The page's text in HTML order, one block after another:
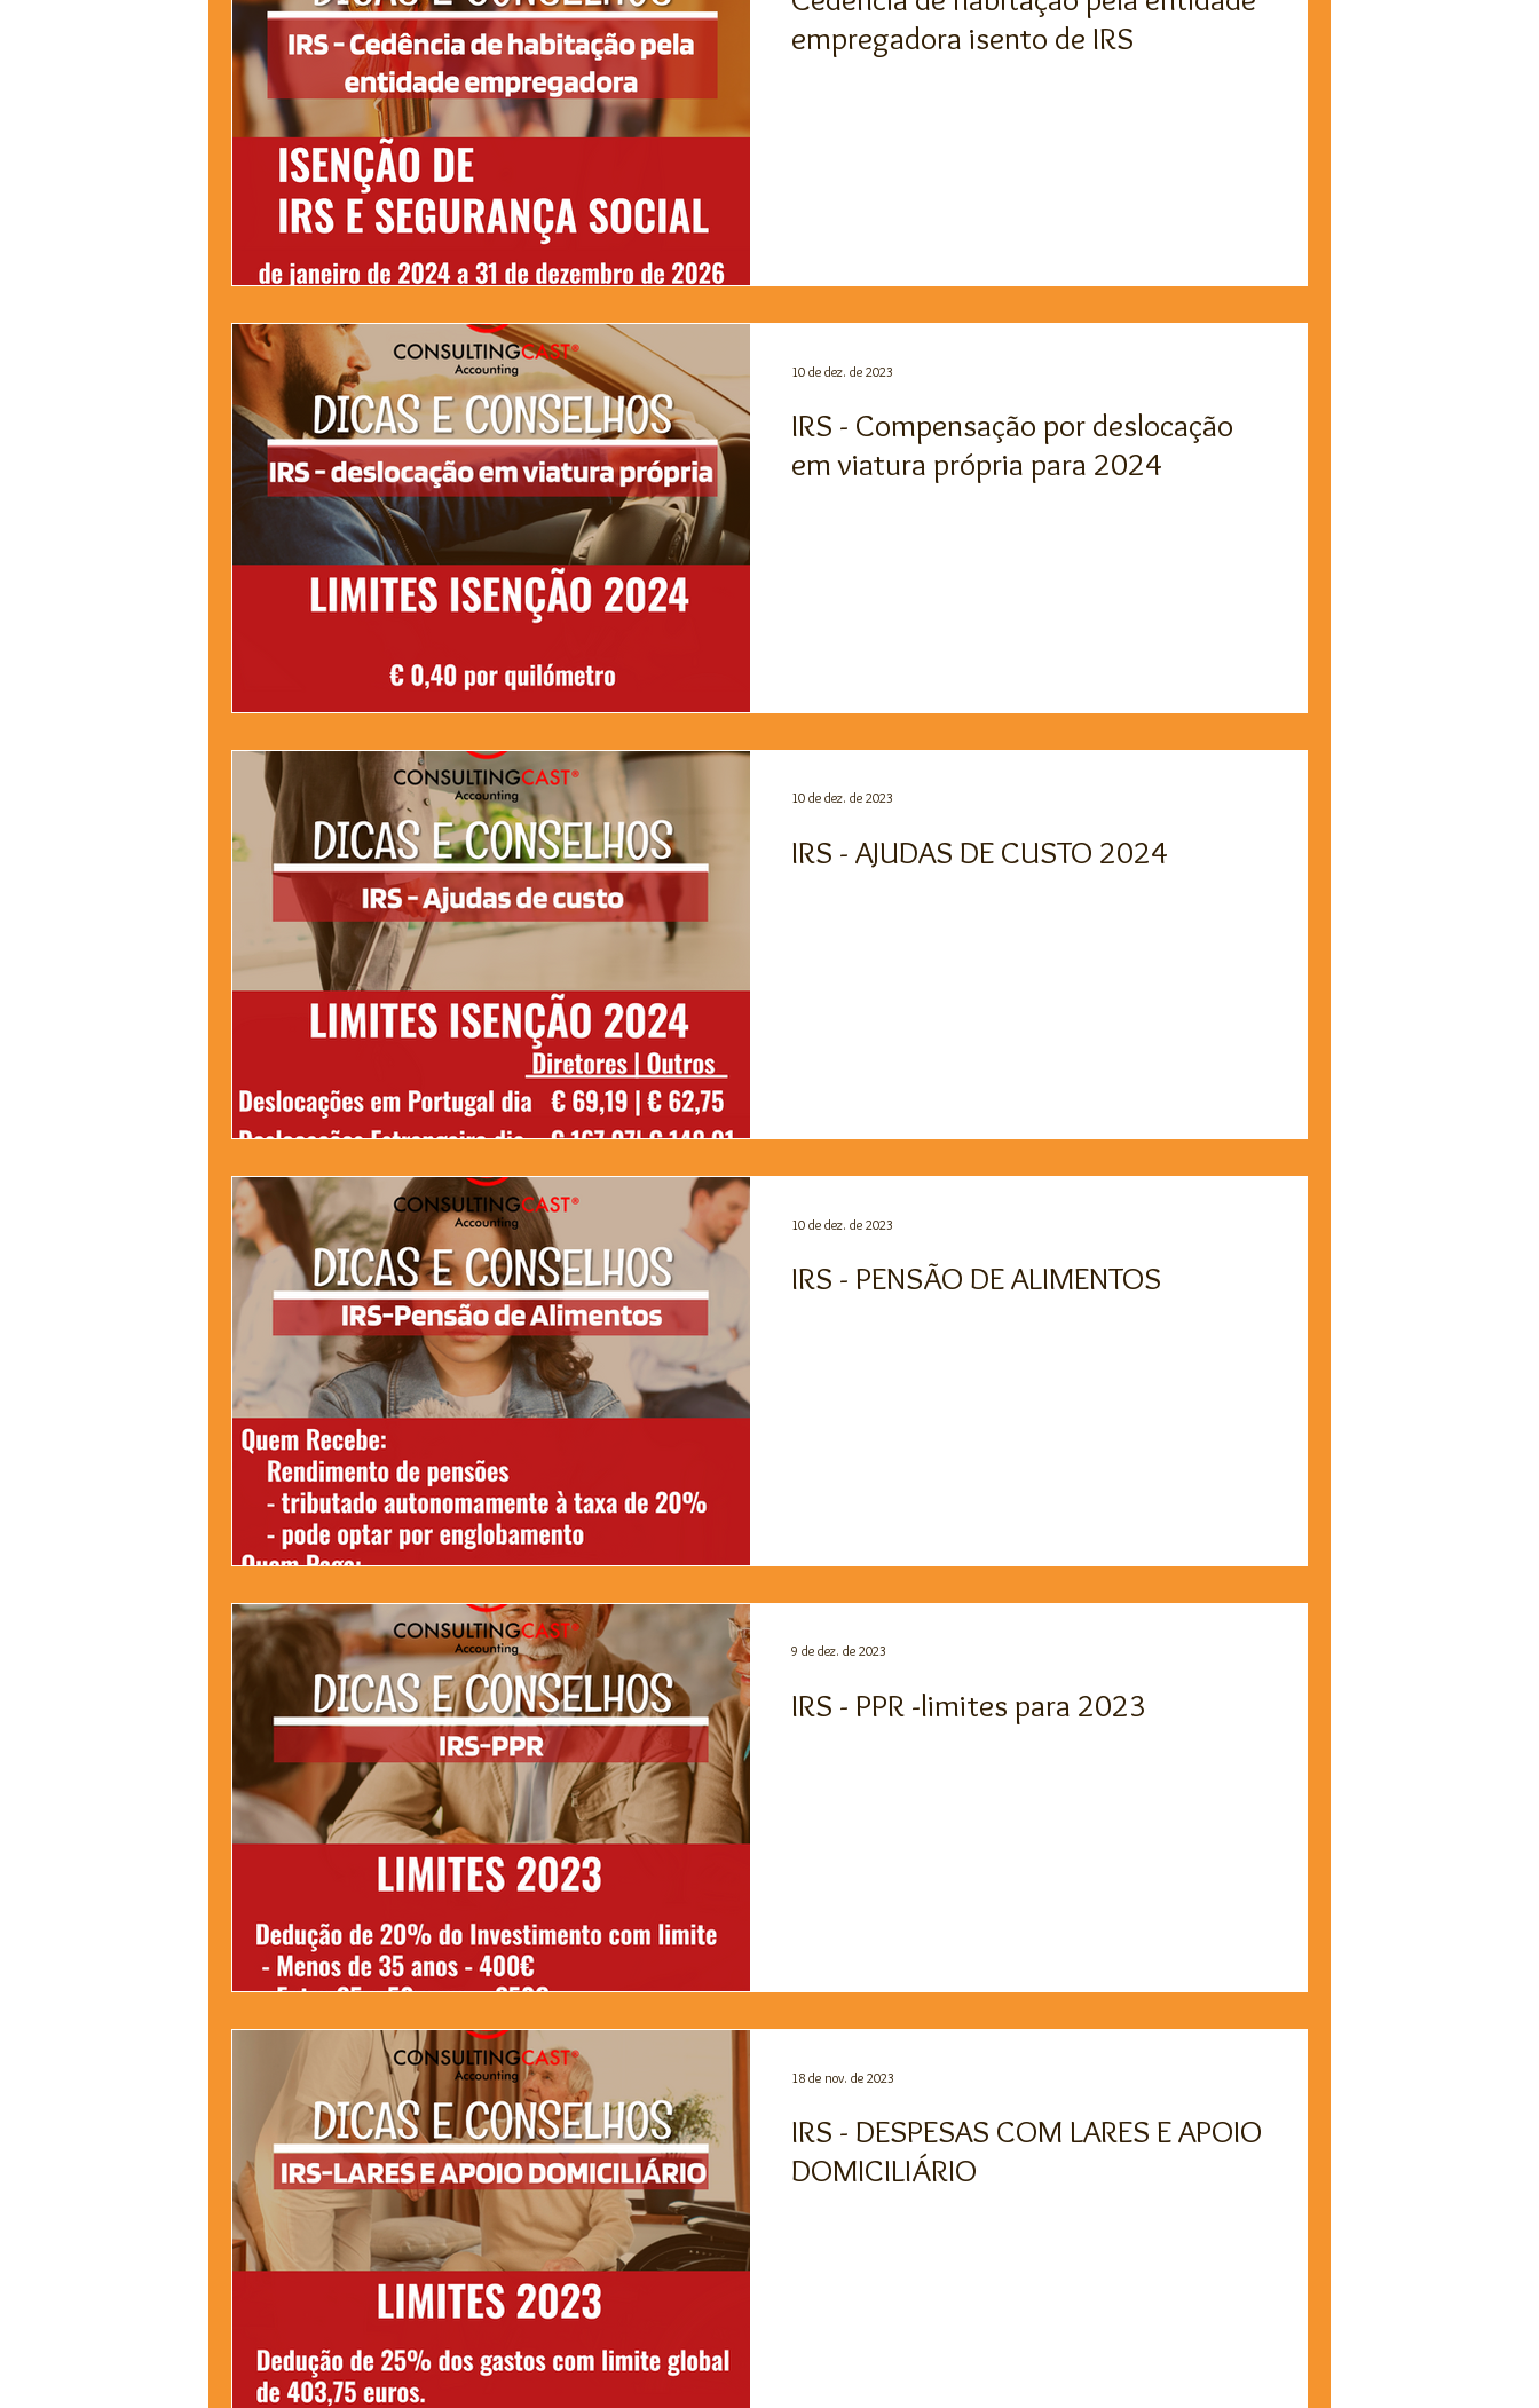
empregadora isento de IRS
IRS - Compensação por deslocação
em viatura própria para 2024
10 de dez. de 2023
IRS - AJUDAS DE CUSTO 2024
10 de dez. de 2023
IRS - PENSÃO DE ALIMENTOS
10 de dez. de 2023
IRS - PPR -limites para 2023
9 de dez. de 2023
IRS - DESPESAS COM LARES E APOIO
DOMICILIÁRIO
18 de nov. de 2023